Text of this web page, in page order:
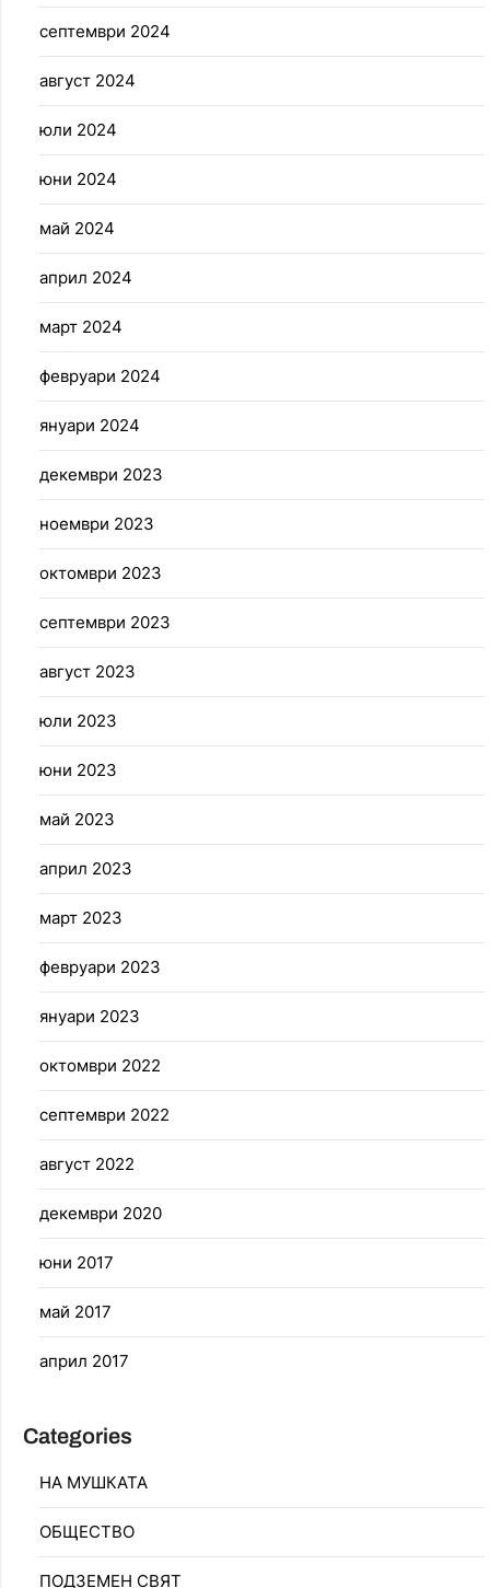
септември 2024
август 2024
юли 2024
юни 2024
май 2024
април 2024
март 2024
февруари 2024
януари 2024
декември 2023
ноември 2023
октомври 2023
септември 2023
август 2023
юли 2023
юни 2023
май 2023
април 2023
март 2023
февруари 2023
януари 2023
октомври 2022
септември 2022
август 2022
декември 2020
юни 2017
май 2017
април 2017
Categories
НА МУШКАТА
ОБЩЕСТВО
ПОДЗЕМЕН СВЯТ